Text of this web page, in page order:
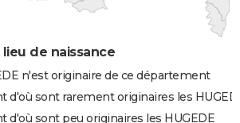
lieu de naissance
n'est originaire de ce département
d'où sont rarement originaires les
d'où sont peu originaires les HUGEDE